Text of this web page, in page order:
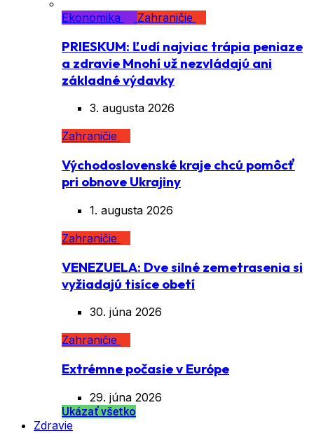
Ekonomika
Zahraničie
PRIESKUM: Ľudí najviac trápia peniaze
a zdravie Mnohí už nezvládajú ani
základné výdavky
3. augusta 2026
Zahraničie
Východoslovenské kraje chcú pomôcť
pri obnove Ukrajiny
1. augusta 2026
Zahraničie
VENEZUELA: Dve silné zemetrasenia si
vyžiadajú tisíce obetí
30. júna 2026
Zahraničie
Extrémne počasie v Európe
29. júna 2026
Ukázať všetko
Zdravie